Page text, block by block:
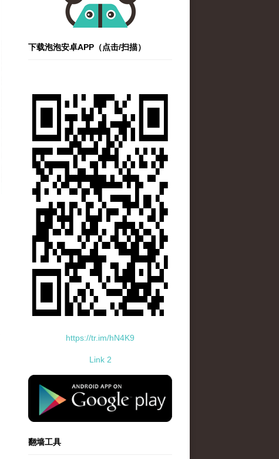
下载泡泡安卓APP（点击/扫描）
https://tr.im/hN4K9
Link 2
standard-icon-googleplay-app-store.png
翻墙工具